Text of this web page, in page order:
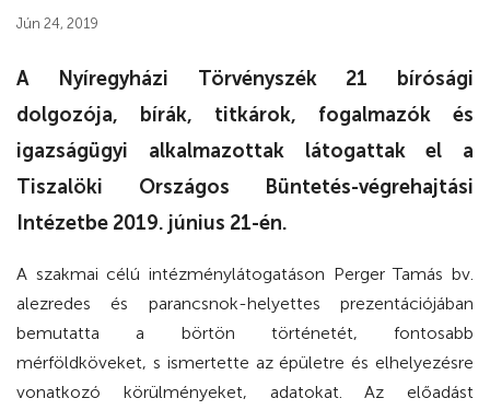
Jún 24, 2019
A Nyíregyházi Törvényszék 21 bírósági
dolgozója, bírák, titkárok, fogalmazók és
igazságügyi alkalmazottak látogattak el a
Tiszalöki Országos Büntetés-végrehajtási
Intézetbe 2019. június 21-én.
A szakmai célú intézménylátogatáson Perger Tamás bv.
alezredes és parancsnok-helyettes prezentációjában
bemutatta a börtön történetét, fontosabb
mérföldköveket, s ismertette az épületre és elhelyezésre
vonatkozó körülményeket, adatokat. Az előadást